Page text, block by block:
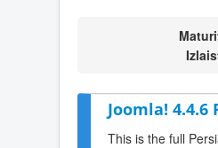
Joomla! 4.4.6
This is the full